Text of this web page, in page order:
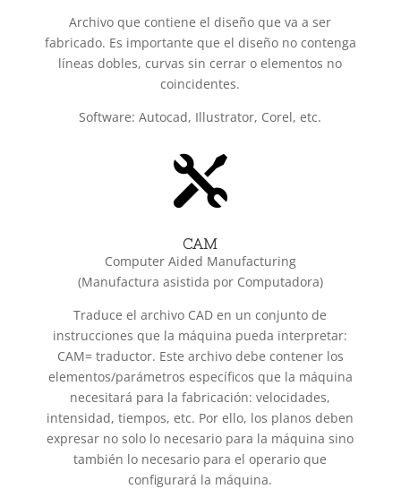
Archivo que contiene el diseño que va a ser
fabricado. Es importante que el diseño no contenga
líneas dobles, curvas sin cerrar o elementos no
coincidentes.
Software: Autocad, Illustrator, Corel, etc.

CAM
Computer Aided Manufacturing
(Manufactura asistida por Computadora)
Traduce el archivo CAD en un conjunto de
instrucciones que la máquina pueda interpretar:
CAM= traductor. Este archivo debe contener los
elementos/parámetros específicos que la máquina
necesitará para la fabricación: velocidades,
intensidad, tiempos, etc. Por ello, los planos deben
expresar no solo lo necesario para la máquina sino
también lo necesario para el operario que
configurará la máquina.